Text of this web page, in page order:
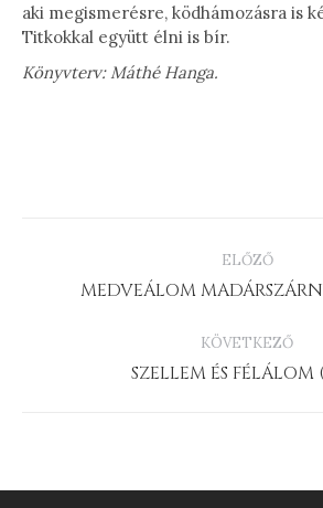
aki megismerésre, ködhámozásra is
Titkokkal együtt élni is bír.
Könyvterv: Máthé Hanga.
PROJECT
NAVIGATION
ELŐZŐ
Previous
MEDVEÁLOM
KÖVETKEZŐ
Next
SZELLEM ÉS FÉLÁLOM